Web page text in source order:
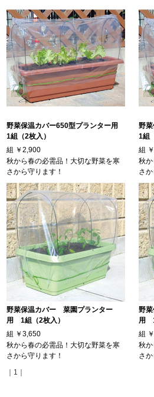
野菜保温カバー650型プランター用
1組（2枚入）
組 ￥2,900
秋から春の必需品！大切な野菜を寒
さから守ります！
野
1組
組
秋
さか
野菜保温カバー 菜園プランター
用 1組（2枚入）
組 ￥3,650
秋から春の必需品！大切な野菜を寒
さから守ります！
野
用 1
組
秋
さか
｜1｜